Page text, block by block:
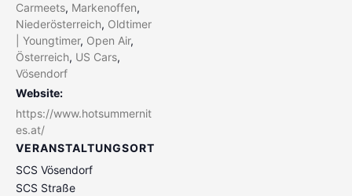
Carmeets, Markenoffen,
Niederösterreich, Oldtimer
| Youngtimer, Open Air,
Österreich, US Cars,
Vösendorf
Website:
https://www.hotsummernit
es.at/
VERANSTALTUNGSORT
SCS Vösendorf
SCS Straße